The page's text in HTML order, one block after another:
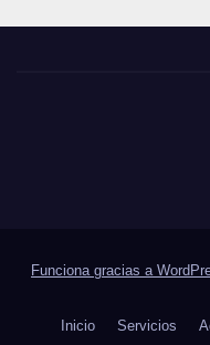
Funciona gracias a
Inicio Servicios